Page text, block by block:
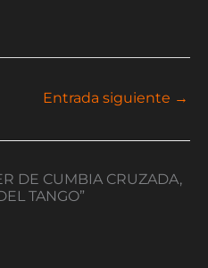
Entrada siguiente →
DE CUMBIA CRUZADA,
TANGO”